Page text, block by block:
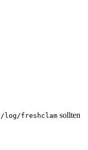
log/freshclam sollten